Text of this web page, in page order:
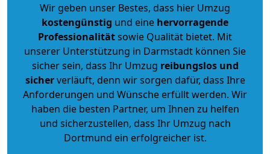
Wir geben unser Bestes, dass hier Umzug
kostengünstig und eine hervorragende
Professionalitätsowie Qualität bietet. Mit
unserer Unterstützung in Darmstadt können Sie
sicher sein, dass Ihr Umzug reibungslos und
sicherverläuft, denn wir sorgen dafür, dass Ihre
Anforderungen und Wünsche erfüllt werden. Wir
haben die besten Partner, um Ihnen zu helfen
und sicherzustellen, dass Ihr Umzug nach
Dortmund ein erfolgreicher ist.